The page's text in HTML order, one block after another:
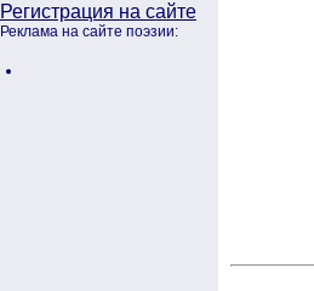
Регистрация на сайте
Реклама на сайте поэзии: